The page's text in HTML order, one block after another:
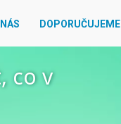
DOPORUČUJEME
co v